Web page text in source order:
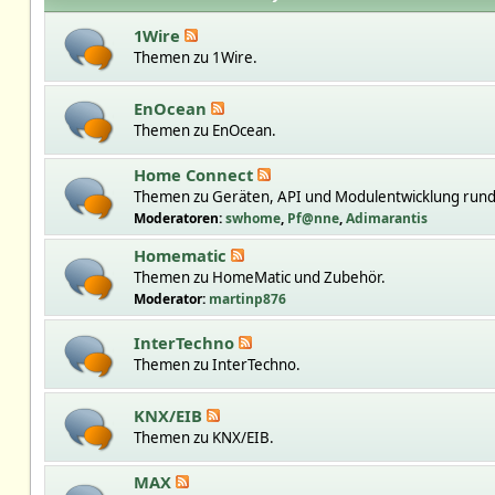
1Wire
Themen zu 1Wire.
EnOcean
Themen zu EnOcean.
Home Connect
Themen zu Geräten, API und Modulentwicklung
Moderatoren:swhome, Pf@nne,Adimarantis
Homematic
Themen zu HomeMatic und Zubehör.
Moderator: martinp876
InterTechno
Themen zu InterTechno.
KNX/EIB
Themen zu KNX/EIB.
MAX